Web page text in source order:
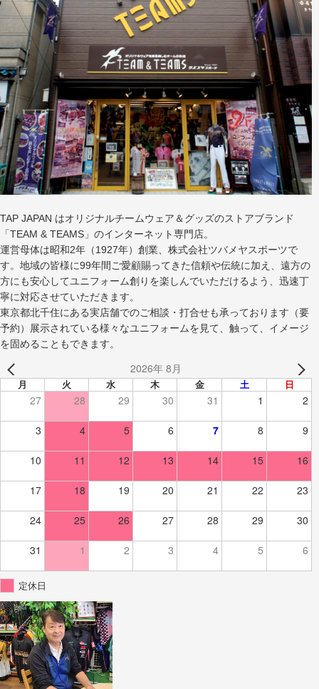
TAP JAPAN はオリジナルチームウェア＆グッズのストアブランド
「TEAM & TEAMS」のインターネット専門店。
運営母体は昭和2年（1927年）創業、株式会社ツバメヤスポーツで
す。地域の皆様に99年間ご愛顧賜ってきた信頼や伝統に加え、遠方の
方にも安心してユニフォーム創りを楽しんでいただけるよう、迅速丁
寧に対応させていただきます。
東京都北千住にある実店舗でのご相談・打合せも承っております（要
予約）展示されている様々なユニフォームを見て、触って、イメージ
を固めることもできます。
2026年 8月
月 火 水 木 金 土 日
27 28 29 30 31 1 2
3 4 5 6 7 8 9
10 11 12 13 14 15 16
17 18 19 20 21 22 23
24 25 26 27 28 29 30
31 1 2 3 4 5 6
定休日